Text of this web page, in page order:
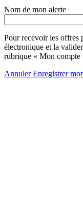
Nom de mon alerte
Pour recevoir les offres
électronique et la
rubrique « Mon compte
AnnulerEnregistrer